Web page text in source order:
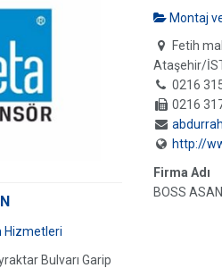
Hizmetleri
Bulvarı Garip
Montaj
Fetih
Ataşehir/
0216
0216
http://
Firma Adı
BOSS